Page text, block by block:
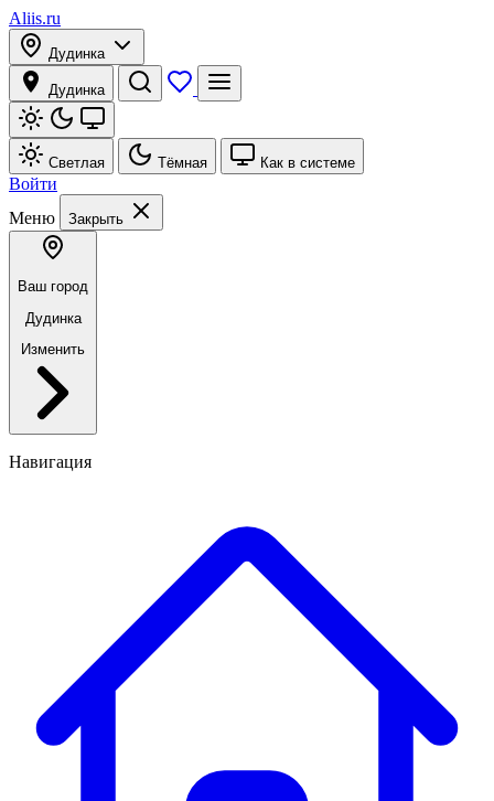
Aliis.ru
Дудинка
Дудинка
Светлая Тёмная Как в системе
Войти
Меню
Закрыть
Ваш город
Дудинка
Изменить
Навигация